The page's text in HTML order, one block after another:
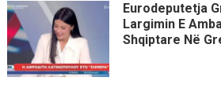
Eurodeputetja
Largimin E
Shqiptare Në